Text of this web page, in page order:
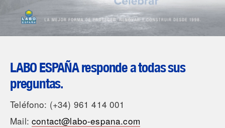
LABO ESPAÑA responde a todas sus
preguntas.
Teléfono: (+34) 961 414 001
Mail:contact@labo-espana.com